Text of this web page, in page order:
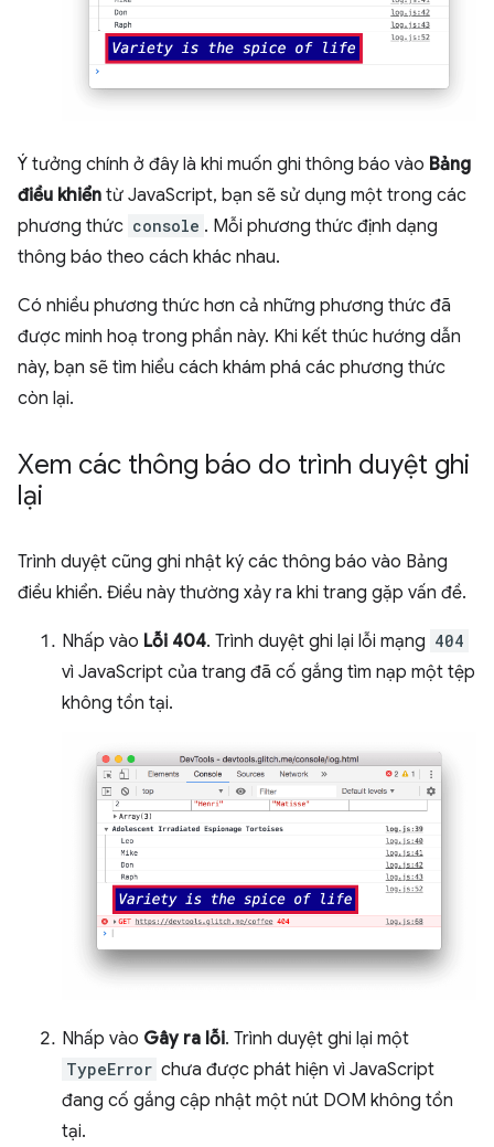
Ý tưởng chính ở đây là khi muốn ghi thông báo vào Bảng
điều khiển từ JavaScript, bạn sẽ sử dụng một trong các
phương thức console . Mỗi phương thức định dạng
thông báo theo cách khác nhau.
Có nhiều phương thức hơn cả những phương thức đã
được minh hoạ trong phần này. Khi kết thúc hướng dẫn
này, bạn sẽ tìm hiểu cách khám phá các phương thức
còn lại.
Xem các thông báo do trình duyệt ghi
lại
Trình duyệt cũng ghi nhật ký các thông báo vào Bảng
điều khiển. Điều này thường xảy ra khi trang gặp vấn đề.
Nhấp vào Lỗi 404. Trình duyệt ghi lại lỗi mạng 404
vì JavaScript của trang đã cố gắng tìm nạp một tệp
không tồn tại.
Nhấp vào Gây ra lỗi. Trình duyệt ghi lại một
TypeError chưa được phát hiện vì JavaScript
đang cố gắng cập nhật một nút DOM không tồn
tại.